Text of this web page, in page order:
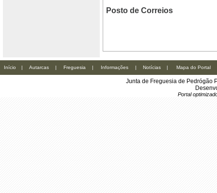
Posto de Correios
Início | Autarcas | Freguesia | Informações | Notícias | Mapa do Portal
Junta de Freguesia de Pedrógão
Portal